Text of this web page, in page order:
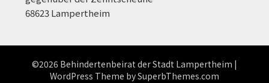
68623 Lampertheim
©2026 Behindertenbeirat der Stadt Lampertheim |
WordPress Theme bySuperbThemes.com